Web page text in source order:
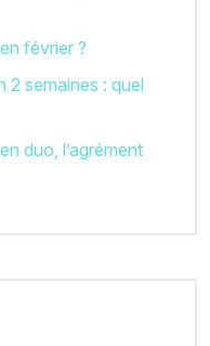
février ?
2 semaines : quel
duo, l’agrément